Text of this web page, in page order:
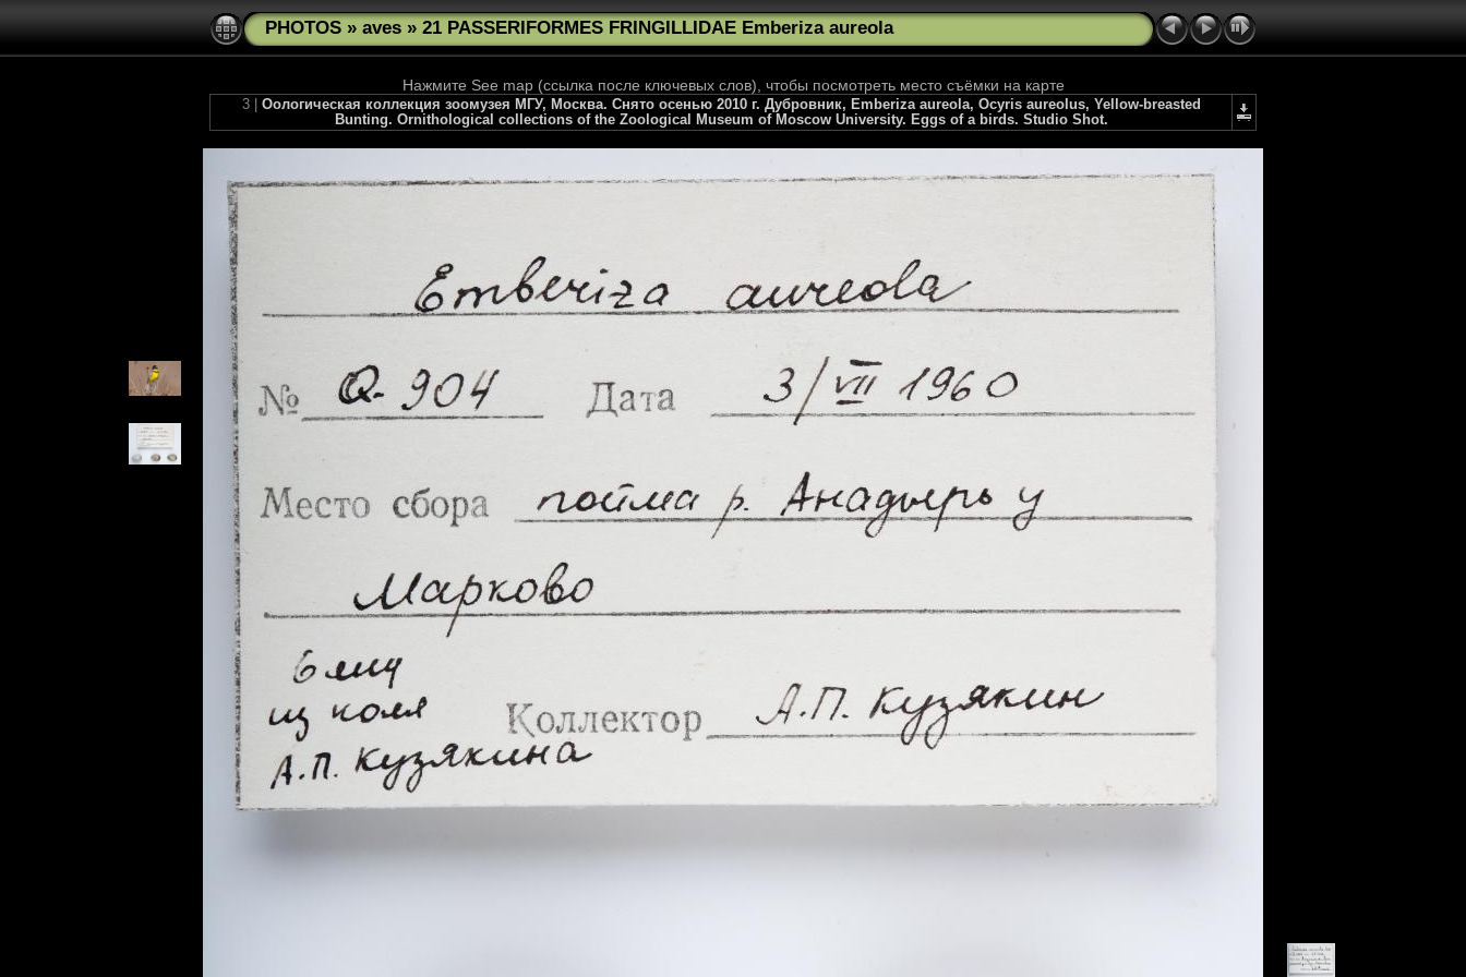
PHOTOS » aves » 21 PASSERIFORMES FRINGILLIDAE Emberiza aureola
Нажмите See map (ссылка после ключевых слов), чтобы посмотреть место съёмки на карте
3 | Оологическая коллекция зоомузея МГУ, Москва. Снято осенью 2010 г. Дубровник, Emberiza aureola, Ocyris aureolus, Yellow-breasted
Bunting. Ornithological collections of the Zoological Museum of Moscow University. Eggs of a birds. Studio Shot.